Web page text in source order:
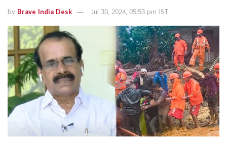
by Brave India Desk Jul 30, 2024, 05:53 pm IST